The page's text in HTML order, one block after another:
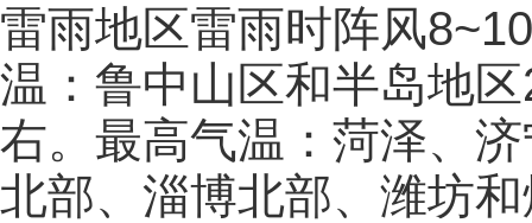
雷雨地区雷雨时阵风
温：鲁中山区和半岛地
右。最高气温：菏泽、
北部、淄博北部、潍坊